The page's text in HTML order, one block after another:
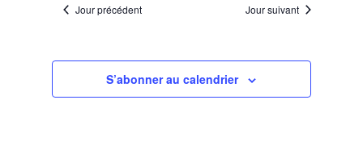
Jour précédent Jour suivant
S’abonner au calendrier